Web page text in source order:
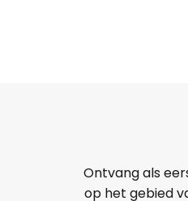
Ontvang als
op het gebied